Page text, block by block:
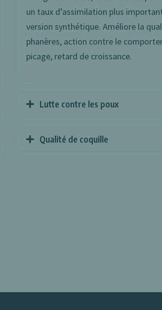
un taux d’assimilation plus
version synthétique. Améliore la
phanères, action contre le
picage, retard de croissance.
Lutte contre les poux
Qualité de coquille